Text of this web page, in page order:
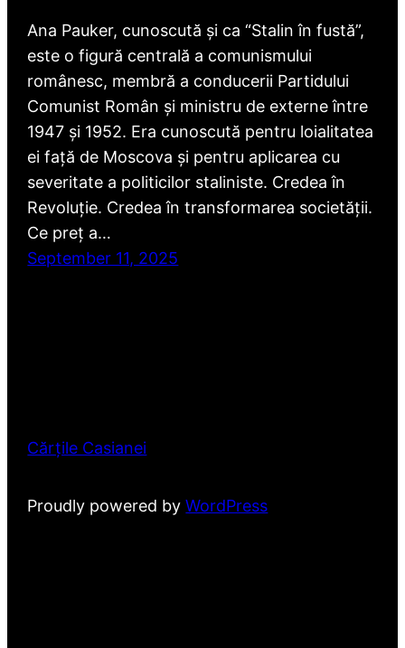
Ana Pauker, cunoscută și ca “Stalin în fustă”,
este o figură centrală a comunismului
românesc, membră a conducerii Partidului
Comunist Român și ministru de externe între
1947 și 1952. Era cunoscută pentru loialitatea
ei față de Moscova și pentru aplicarea cu
severitate a politicilor staliniste. Credea în
Revoluție. Credea în transformarea societății.
Ce preț a…
September 11, 2025
Cărțile Casianei
Proudly powered byWordPress